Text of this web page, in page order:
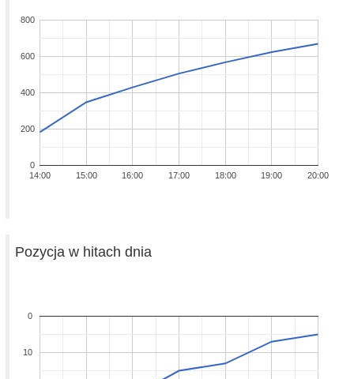
14:00 15:00 16:00 17:00 18:00 19:00 20:00
0
200
400
600
800
Pozycja w hitach dnia
0
10